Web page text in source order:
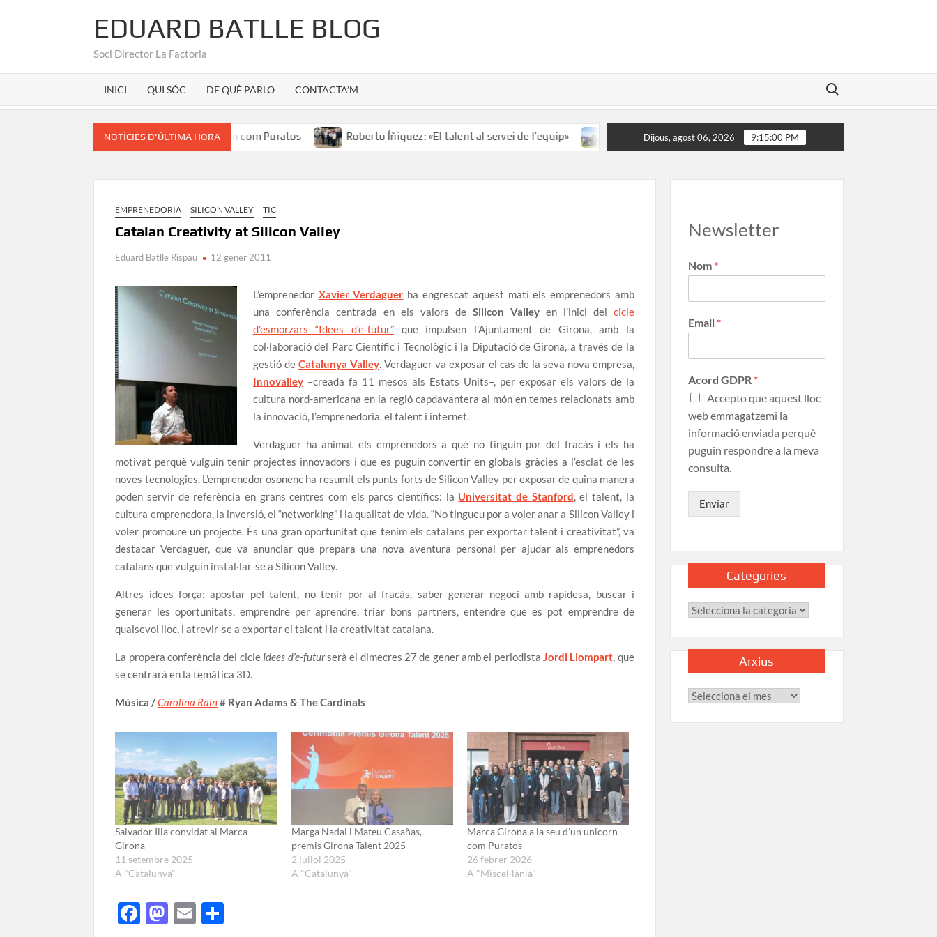
EDUARD BATLLE BLOG
Soci Director La Factoria
INICI QUI SÓC DE QUÈ PARLO CONTACTA’M
Search for:
NOTÍCIES D'ÚLTIMA HORA
Marca Girona a la seu d’un unicorn com Puratos Roberto Íñiguez: «El talent al servei de l’equip» Salvador Illa convidat al Marca Girona
Dijous, agost 06, 2026 9:15:01 PM
EMPRENEDORIA SILICON VALLEY TIC
Catalan Creativity at Silicon Valley
Eduard Batlle Rispau 12 gener 2011
L’emprenedor Xavier Verdaguer ha engrescat aquest matí els emprenedors amb
una conferència centrada en els valors de Silicon Valleyen l’inici del cicle
d’esmorzars “Idees d’e-futur”que impulsen l’Ajuntament de Girona, amb la
col·laboració del Parc Científic i Tecnològic i la Diputació de Girona, a través de la
gestió de Catalunya Valley. Verdaguer va exposar el cas de la seva nova empresa,
Innovalley–creada fa 11 mesos als Estats Units–, per exposar els valors de la
cultura nord-americana en la regió capdavantera al món en temes relacionats amb
la innovació, l’emprenedoria, el talent i internet.
Verdaguer ha animat els emprenedors a què no tinguin por del fracàs i els ha
motivat perquè vulguin tenir projectes innovadors i que es puguin convertir en globals gràcies a l’esclat de les
noves tecnologies. L’emprenedor osonenc ha resumit els punts forts de Silicon Valley per exposar de quina manera
poden servir de referència en grans centres com els parcs científics: la Universitat de Stanford, el talent, la
cultura emprenedora, la inversió, el “networking” i la qualitat de vida. “No tingueu por a voler anar a Silicon Valley i
voler promoure un projecte. És una gran oportunitat que tenim els catalans per exportar talent i creativitat”, va
destacar Verdaguer, que va anunciar que prepara una nova aventura personal per ajudar als emprenedors
catalans que vulguin instal·lar-se a Silicon Valley.
Altres idees força: apostar pel talent, no tenir por al fracàs, saber generar negoci amb rapidesa, buscar i
generar les oportunitats, emprendre per aprendre, triar bons partners, entendre que es pot emprendre de
qualsevol lloc, i atrevir-se a exportar el talent i la creativitat catalana.
La propera conferència del cicleIdees d’e-futurserà el dimecres 27 de gener amb el periodistaJordi Llompart, que
se centrarà en la temàtica 3D.
Música /Carolina Rain# Ryan Adams & The Cardinals
Salvador Illa convidat al Marca
Girona
11 setembre 2025
A "Catalunya"
Marga Nadal i Mateu Casañas,
premis Girona Talent 2025
2 juliol 2025
A "Catalunya"
Marca Girona a la seu d’un unicorn
com Puratos
26 febrer 2026
A "Miscel·lània"
F
M E
Newsletter
Nom *
Email *
Acord GDPR *
Accepto que aquest lloc
web emmagatzemi la
informació enviada perquè
puguin respondre a la meva
consulta.
Enviar
Categories
Arxius